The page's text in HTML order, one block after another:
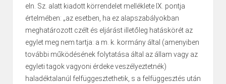
eln. Sz. alatt kiadott körrendelet melléklete IX. pontja
értelmében: „az esetben, ha ez alapszabályokban
meghatározott czélt és eljárást illetőleg hatáskörét az
egylet meg nem tartja: a m. k. kormány által (amenyiben
további működésének folytatása által az állam vagy az
egyleti tagok vagyoni érdeke veszélyeztetnék)
haladéktalanúl felfüggesztethetik, s a felfüggesztés után